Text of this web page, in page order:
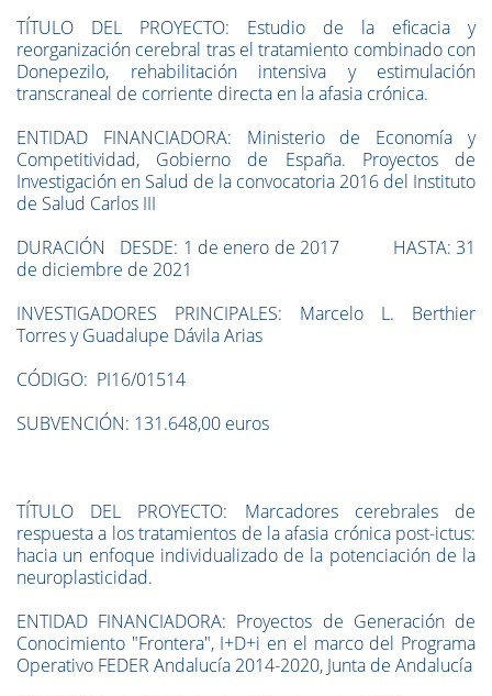
TÍTULO DEL PROYECTO: Estudio de la eficacia y
reorganización cerebral tras el tratamiento combinado con
Donepezilo, rehabilitación intensiva y estimulación
transcraneal de corriente directa en la afasia crónica.
ENTIDAD FINANCIADORA: Ministerio de Economía y
Competitividad, Gobierno de España. Proyectos de
Investigación en Salud de la convocatoria 2016 del Instituto
de Salud Carlos III
DURACIÓN DESDE: 1 de enero de 2017 HASTA: 31
de diciembre de 2021
INVESTIGADORES PRINCIPALES: Marcelo L. Berthier
Torres y Guadalupe Dávila Arias
CÓDIGO: PI16/01514
SUBVENCIÓN: 131.648,00 euros
TÍTULO DEL PROYECTO: Marcadores cerebrales de
respuesta a los tratamientos de la afasia crónica post-ictus:
hacia un enfoque individualizado de la potenciación de la
neuroplasticidad.
ENTIDAD FINANCIADORA: Proyectos de Generación de
Conocimiento "Frontera", I+D+i en el marco del Programa
Operativo FEDER Andalucía 2014-2020, Junta de Andalucía